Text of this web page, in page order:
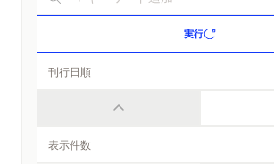
実行